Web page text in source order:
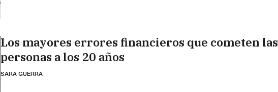
Los mayores errores financieros que cometen las
personas a los 20 años
SARA GUERRA